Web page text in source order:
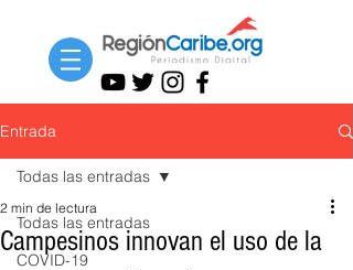
Entrada
Todas las entradas
COVID-19
Todas las entradas
Campesinos innovan el uso de la
2 min de lectura